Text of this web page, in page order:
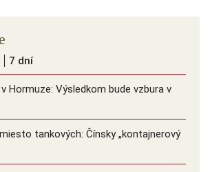
7 dní
Hormuze: Výsledkom bude vzbura v
tankových: Čínsky ️„kontajnerový